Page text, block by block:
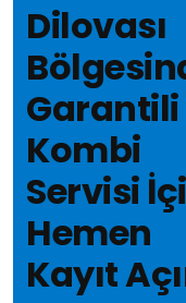
Dilovası
Garantili
Kombi
Servisi
Hemen
Kayıt